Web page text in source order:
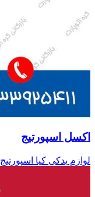
اکسل اسپورتیج
لوازم یدکی کیا اسپورتیج